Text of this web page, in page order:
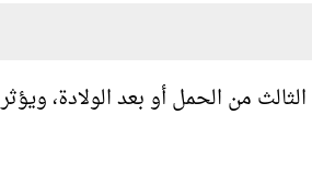
من الحمل أو بعد الولادة، ويؤثر